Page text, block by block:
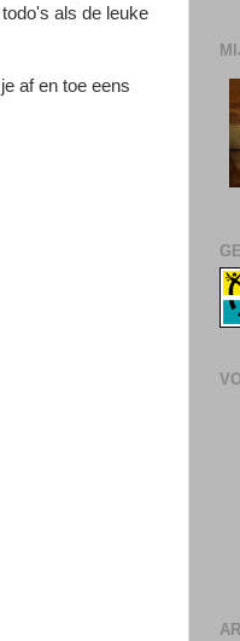
als de leuke
af en toe eens